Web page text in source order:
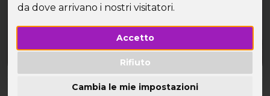
da dove arrivano i nostri visitatori.
Accetto
Rifiuto
Cambia le mie impostazioni